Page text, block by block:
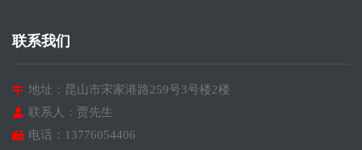
联系我们
地址：昆山市宋家港路259号3号楼2楼
联系人：贾先生
电话：13776054406